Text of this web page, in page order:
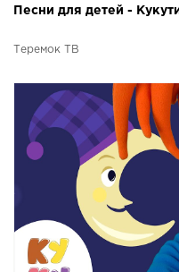
Песни для детей -
Теремок ТВ